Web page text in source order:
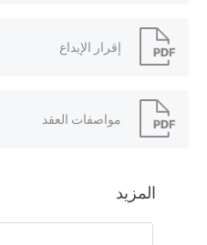
إقرار الإيداع
مواصفات العقد
المزيد